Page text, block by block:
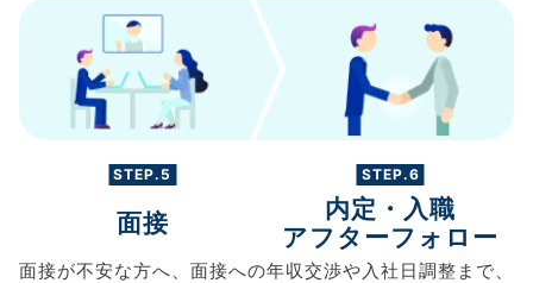
STEP.5
面接
面接が不安な方へ、 面接への
STEP.6
内定・入職
アフターフォロー
年収交渉や入社日調整まで、